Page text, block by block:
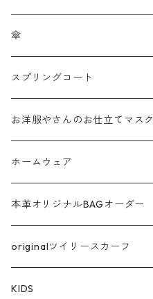
チュール
フリンジ フェザー
シャギー
ラメ
サテン
綿ローン
シルケットコットン
傘
スプリングコート
お洋服やさんのお仕立てマスク
ホームウェア
本革オリジナルBAGオーダー
originalツイリースカーフ
KIDS